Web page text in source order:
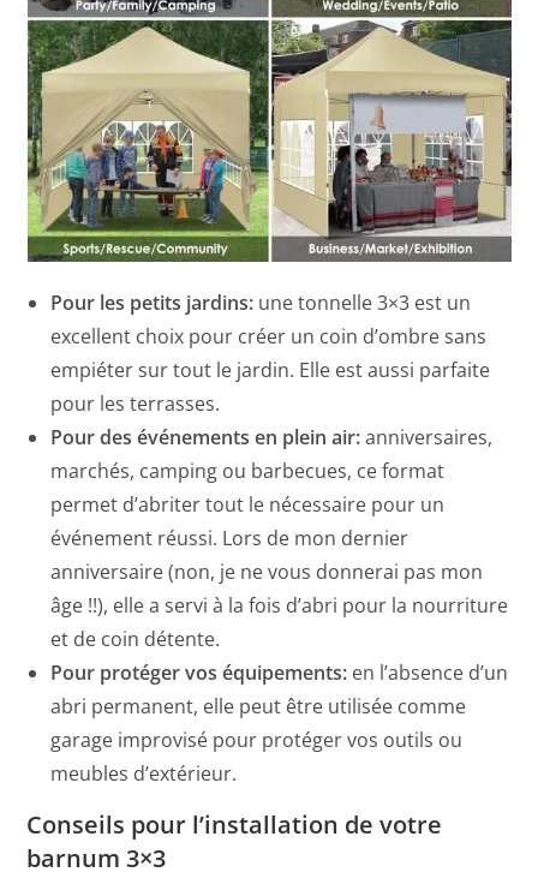
Pour les petits jardins: une tonnelle 3×3 est un
excellent choix pour créer un coin d’ombre sans
empiéter sur tout le jardin. Elle est aussi parfaite
pour les terrasses.
Pour des événements en plein air:anniversaires,
marchés, camping ou barbecues, ce format
permet d’abriter tout le nécessaire pour un
événement réussi. Lors de mon dernier
anniversaire (non, je ne vous donnerai pas mon
âge !!), elle a servi à la fois d’abri pour la nourriture
et de coin détente.
Pour protéger vos équipements: en l’absence d’un
abri permanent, elle peut être utilisée comme
garage improvisé pour protéger vos outils ou
meubles d’extérieur.
Conseils pour l’installation de votre
barnum 3×3